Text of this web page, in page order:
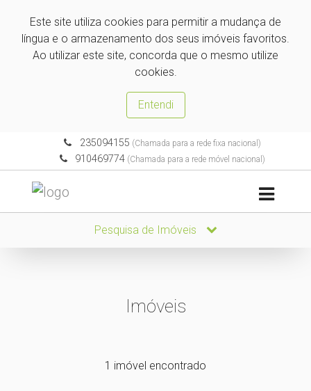
Este site utiliza cookies para permitir a mudança de
língua e o armazenamento dos seus imóveis favoritos.
Ao utilizar este site, concorda que o mesmo utilize
cookies.
Entendi
235094155 (Chamada para a rede fixa nacional)
910469774 (Chamada para a rede móvel nacional)
Pesquisa de Imóveis
Imóveis
1 imóvel encontrado